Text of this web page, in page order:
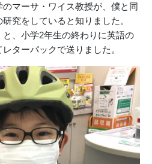
マーサ・ワイス教授が、僕と同
究をしていると知りました。
と、小学2年生の終わりに英語の
ターパックで送りました。